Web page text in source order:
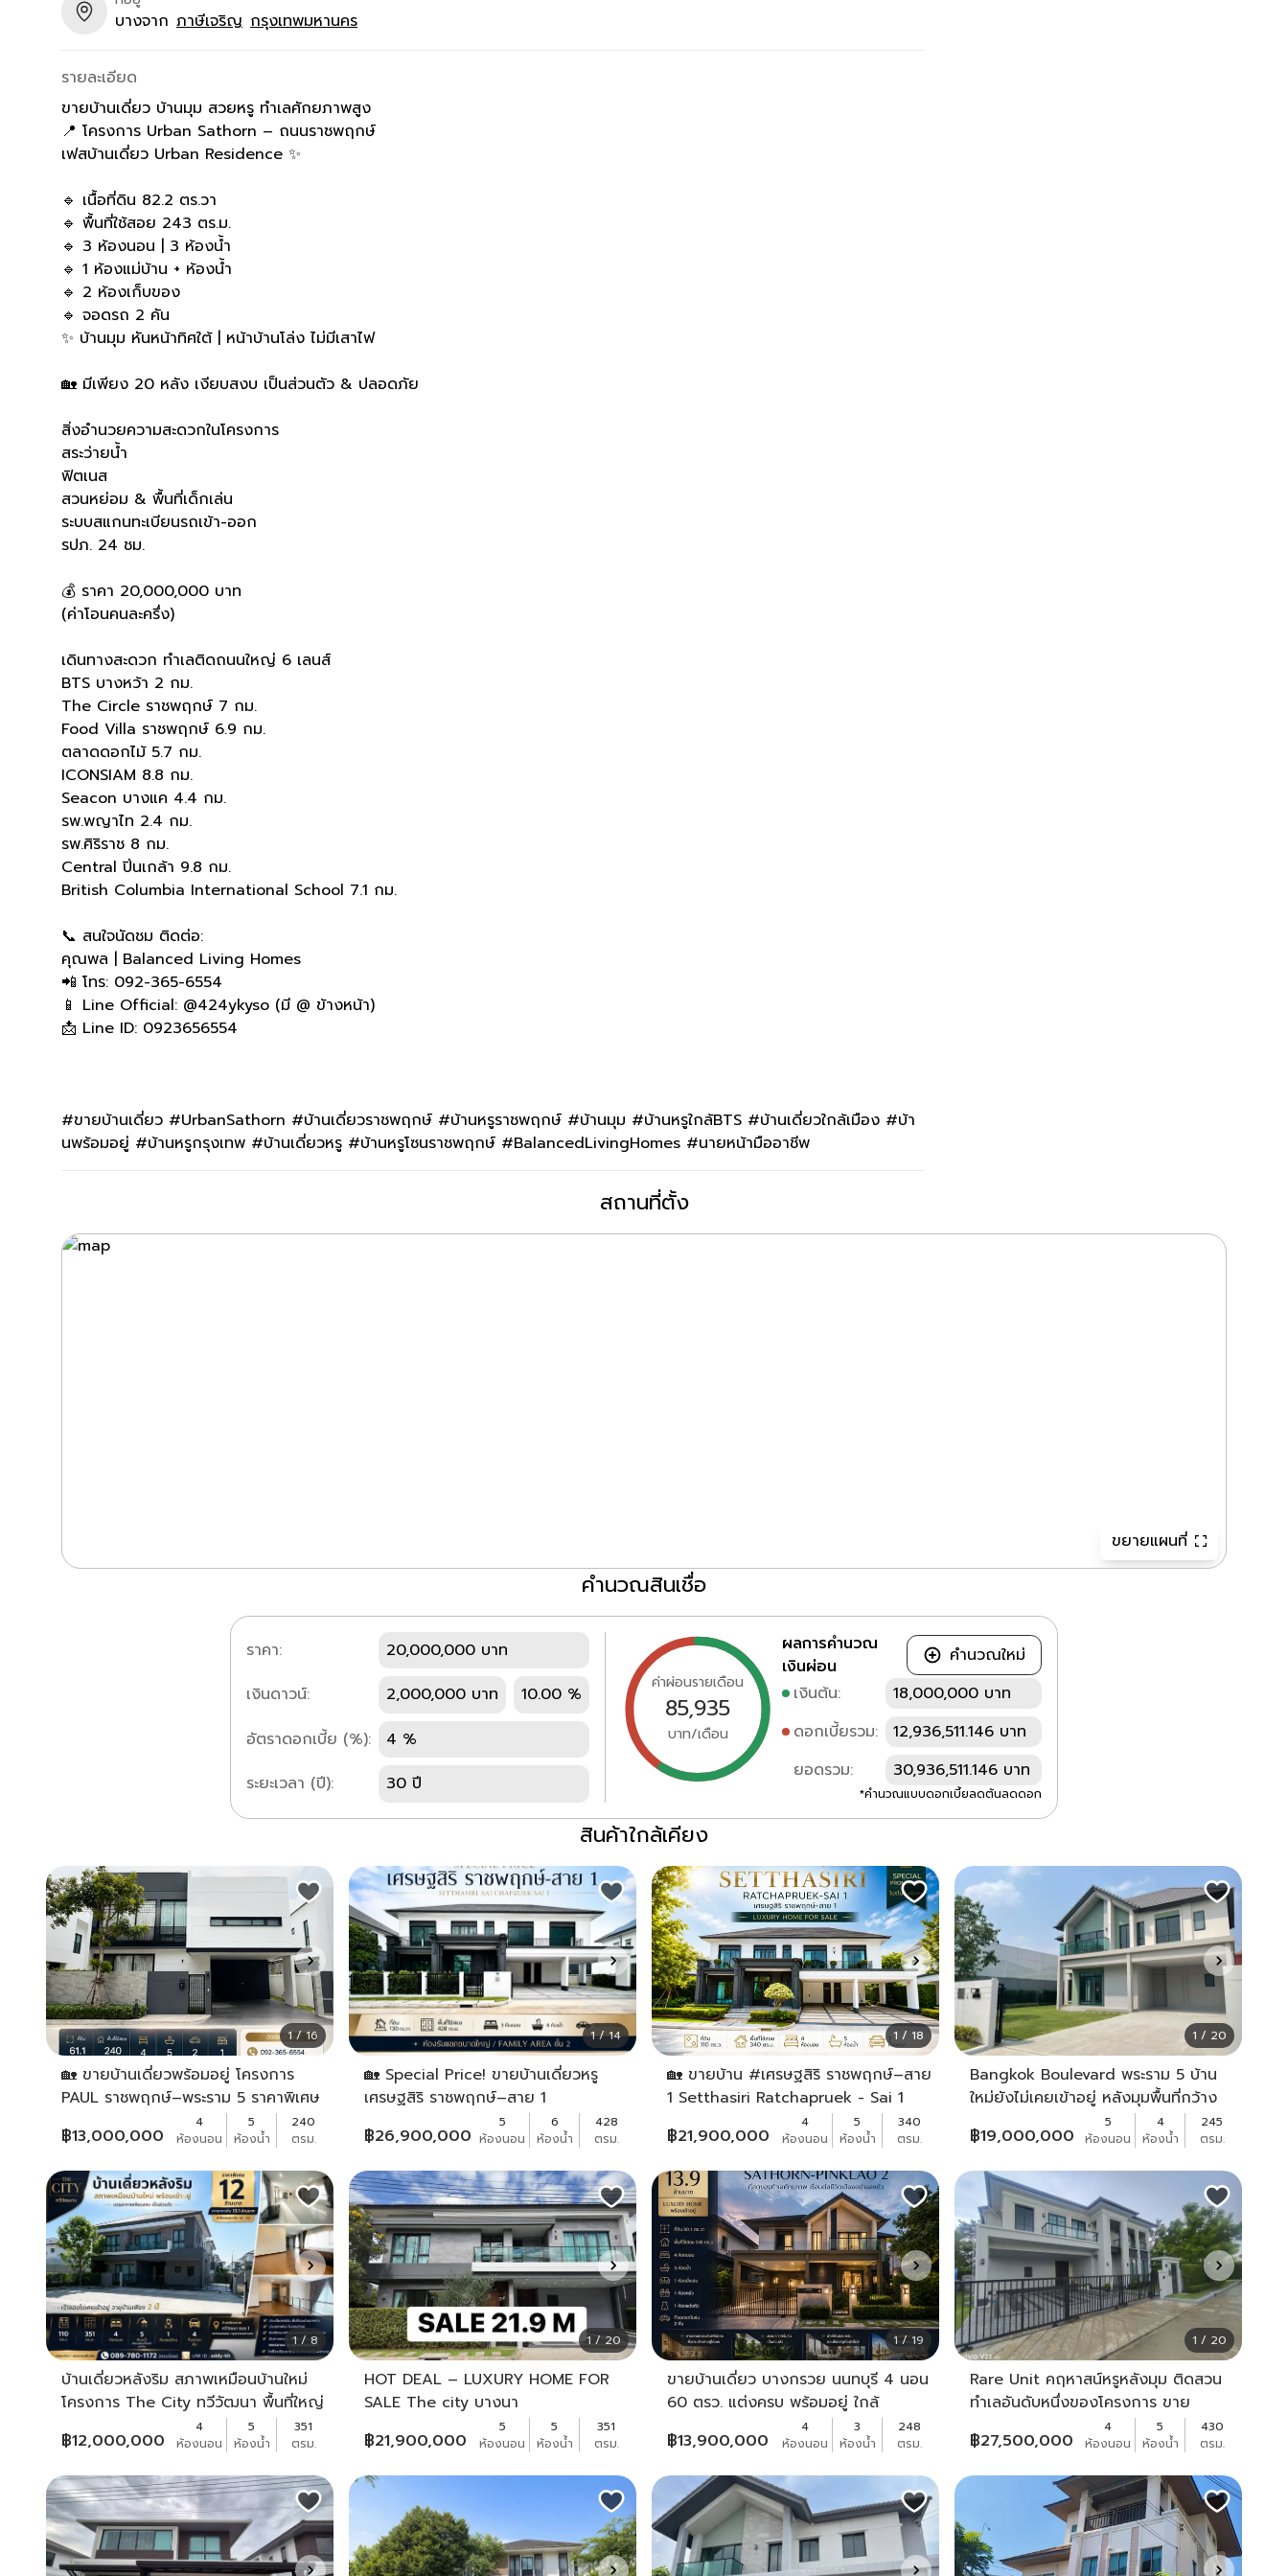
บางจาก ภาษีเจริญ กรุงเทพมหานคร
รายละเอียด
ขายบ้านเดี่ยว บ้านมุม สวยหรู ทำเลศักยภาพสูง
📍 โครงการ Urban Sathorn – ถนนราชพฤกษ์
เฟสบ้านเดี่ยว Urban Residence ✨
🔹 เนื้อที่ดิน 82.2 ตร.วา
🔹 พื้นที่ใช้สอย 243 ตร.ม.
🔹 3 ห้องนอน | 3 ห้องน้ำ
🔹 1 ห้องแม่บ้าน + ห้องน้ำ
🔹 2 ห้องเก็บของ
🔹 จอดรถ 2 คัน
✨ บ้านมุม หันหน้าทิศใต้ | หน้าบ้านโล่ง ไม่มีเสาไฟ
🏡 มีเพียง 20 หลัง เงียบสงบ เป็นส่วนตัว & ปลอดภัย
สิ่งอำนวยความสะดวกในโครงการ
สระว่ายน้ำ
ฟิตเนส
สวนหย่อม & พื้นที่เด็กเล่น
ระบบสแกนทะเบียนรถเข้า-ออก
รปภ. 24 ชม.
💰 ราคา 20,000,000 บาท
(ค่าโอนคนละครึ่ง)
เดินทางสะดวก ทำเลติดถนนใหญ่ 6 เลนส์
BTS บางหว้า 2 กม.
The Circle ราชพฤกษ์ 7 กม.
Food Villa ราชพฤกษ์ 6.9 กม.
ตลาดดอกไม้ 5.7 กม.
ICONSIAM 8.8 กม.
Seacon บางแค 4.4 กม.
รพ.พญาไท 2.4 กม.
รพ.ศิริราช 8 กม.
Central ปิ่นเกล้า 9.8 กม.
British Columbia International School 7.1 กม.
📞 สนใจนัดชม ติดต่อ:
คุณพล | Balanced Living Homes
📲 โทร: 092-365-6554
📱 Line Official: @424ykyso (มี @ ข้างหน้า)
📩 Line ID: 0923656554
#ขายบ้านเดี่ยว #UrbanSathorn #บ้านเดี่ยวราชพฤกษ์ #บ้านหรูราชพฤกษ์ #บ้านมุม #บ้านหรูใกล้BTS #บ้านเดี่ยวใกล้เมือง #บ้า
นพร้อมอยู่ #บ้านหรูกรุงเทพ #บ้านเดี่ยวหรู #บ้านหรูโซนราชพฤกษ์ #BalancedLivingHomes #นายหน้ามืออาชีพ
สถานที่ตั้ง
ขยายแผนที่
คำนวณสินเชื่อ
ราคา:
20,000,000 บาท
เงินดาวน์:
2,000,000 บาท
10.00 %
อัตราดอกเบี้ย (%):
4 %
ระยะเวลา (ปี):
30 ปี
ค่าผ่อนรายเดือน
85,935
บาท/เดือน
ผลการคำนวณ
เงินผ่อน
คำนวณใหม่
เงินต้น:
18,000,000 บาท
ดอกเบี้ยรวม:
12,936,511.146 บาท
ยอดรวม:
30,936,511.146 บาท
*คำนวณแบบดอกเบี้ยลดต้นลดดอก
สินค้าใกล้เคียง
1 / 16
🏡 ขายบ้านเดี่ยวพร้อมอยู่ โครงการ
PAUL ราชพฤกษ์–พระราม 5 ราคาพิเศษ
ใกล้วงเวียนพระราม 5
฿13,000,000
4
ห้องนอน
5
ห้องน้ำ
240
ตรม.
1 / 14
🏡 Special Price! ขายบ้านเดี่ยวหรู
เศรษฐสิริ ราชพฤกษ์–สาย 1
(Setthasiri Ratchapruek – Sai 1)
฿26,900,000
5
ห้องนอน
6
ห้องน้ำ
428
ตรม.
1 / 18
🏡 ขายบ้าน #เศรษฐสิริ ราชพฤกษ์–สาย
1 Setthasiri Ratchapruek - Sai 1
ราคาพิเศษ 21.9 ล้าน ที่ดิน 110 ตารางวา
฿21,900,000
4
ห้องนอน
5
ห้องน้ำ
340
ตรม.
1 / 20
Bangkok Boulevard พระราม 5 บ้าน
ใหม่ยังไม่เคยเข้าอยู่ หลังมุมพื้นที่กว้าง
ไม่มีเสาไฟฟ้าหรือสายไฟหน้าบังบ้าน🔥🔥
฿19,000,000
5
ห้องนอน
4
ห้องน้ำ
245
ตรม.
1 / 8
บ้านเดี่ยวหลังริม สภาพเหมือนบ้านใหม่
โครงการ The City ทวีวัฒนา พื้นที่ใหญ่
฿12,000,000
4
ห้องนอน
5
ห้องน้ำ
351
ตรม.
1 / 20
HOT DEAL – LUXURY HOME FOR
SALE The city บางนา
฿21,900,000
5
ห้องนอน
5
ห้องน้ำ
351
ตรม.
1 / 19
ขายบ้านเดี่ยว บางกรวย นนทบุรี 4 นอน
60 ตรว. แต่งครบ พร้อมอยู่ ใกล้
฿13,900,000
4
ห้องนอน
3
ห้องน้ำ
248
ตรม.
1 / 20
Rare Unit คฤหาสน์หรูหลังมุม ติดสวน
ทำเลอันดับหนึ่งของโครงการ ขาย
คฤหาสน์หรู The City ปิ่นเกล้า–
พรานนก แบบบ้าน THE
฿27,500,000
4
ห้องนอน
5
ห้องน้ำ
430
ตรม.